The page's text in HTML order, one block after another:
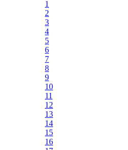
1
2
3
4
5
6
7
8
9
10
11
12
13
14
15
16